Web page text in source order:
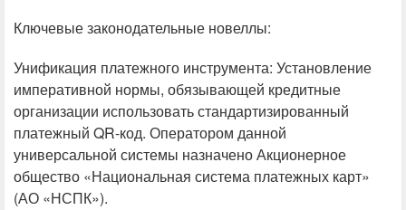
Ключевые законодательные новеллы:
Унификация платежного инструмента: Установление
императивной нормы, обязывающей кредитные
организации использовать стандартизированный
платежный QR-код. Оператором данной
универсальной системы назначено Акционерное
общество «Национальная система платежных карт»
(АО «НСПК»).